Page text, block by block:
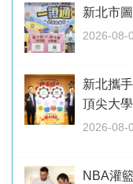
新北市
2026-08-
新北攜
頂尖大
2026-08-
NBA灌